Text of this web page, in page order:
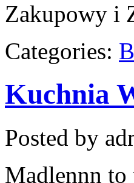
Zakupowy i
Categories:
Kuchnia
Posted by
Madlennn to